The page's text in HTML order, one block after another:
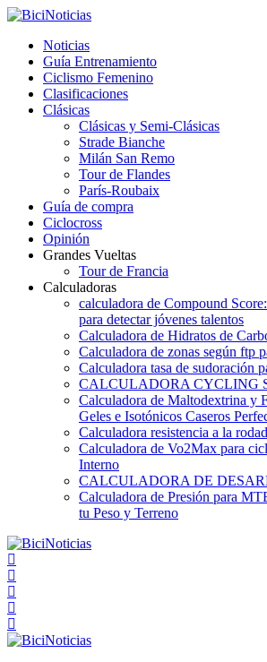
Noticias
Guía Entrenamiento
Ciclismo Femenino
Clasificaciones
Clásicas
Clásicas y Semi-Clásicas
Strade Bianche
Milán San Remo
Tour de Flandes
París-Roubaix
Guía de compra
Ciclocross
Opinión
Grandes Vueltas
Tour de Francia
Calculadoras
calculadora de Compound
para detectar jóvenes talentos
Calculadora de Hidratos de
Calculadora de zonas según ftp
Calculadora tasa de sudoración
CALCULADORA CYCLING
Calculadora de Maltodextrina y
Geles e Isotónicos Caseros
Calculadora resistencia a la
Calculadora de Vo2Max para
Interno
CALCULADORA DE
Calculadora de Presión para
tu Peso y Terreno